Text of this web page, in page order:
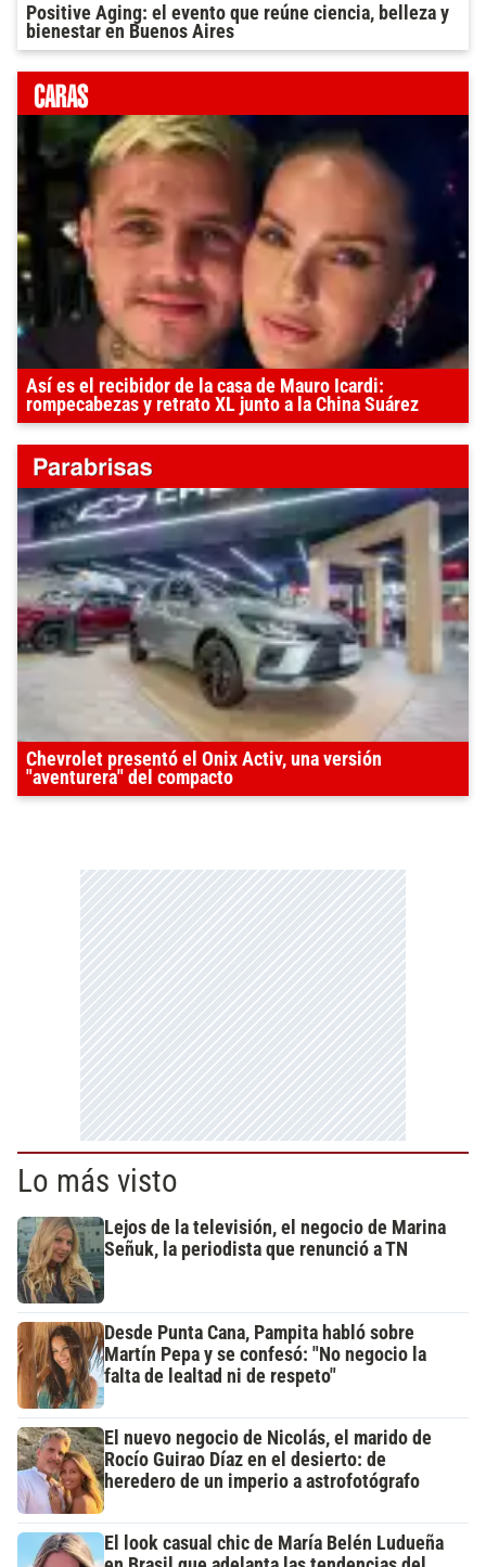
Positive Aging: el evento que reúne ciencia, belleza y
bienestar en Buenos Aires
Así es el recibidor de la casa de Mauro Icardi:
rompecabezas y retrato XL junto a la China Suárez
Chevrolet presentó el Onix Activ, una versión
"aventurera" del compacto
Lo más visto
Lejos de la televisión, el negocio de Marina
Señuk, la periodista que renunció a TN
Desde Punta Cana, Pampita habló sobre
Martín Pepa y se confesó: "No negocio la
falta de lealtad ni de respeto"
El nuevo negocio de Nicolás, el marido de
Rocío Guirao Díaz en el desierto: de
heredero de un imperio a astrofotógrafo
El look casual chic de María Belén Ludueña